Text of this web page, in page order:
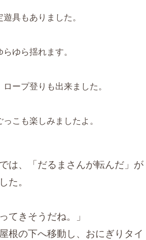
具もありました。
ゆら揺れます。
ープ登りも出来ました。
っこも楽しみましたよ。
は、「だるまさんが転んだ」が
た。
てきそうだね。」
根の下へ移動し、おにぎりタイ